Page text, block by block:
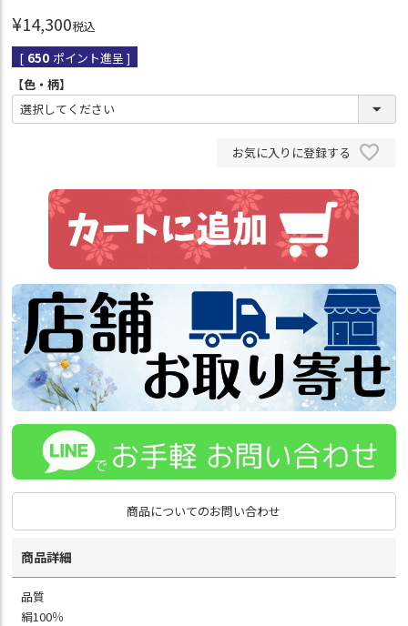
¥14,300税込
[ 650 ポイント進呈 ]
【色・柄】
お気に入りに登録する
商品についてのお問い合わせ
商品詳細
品質
絹100％